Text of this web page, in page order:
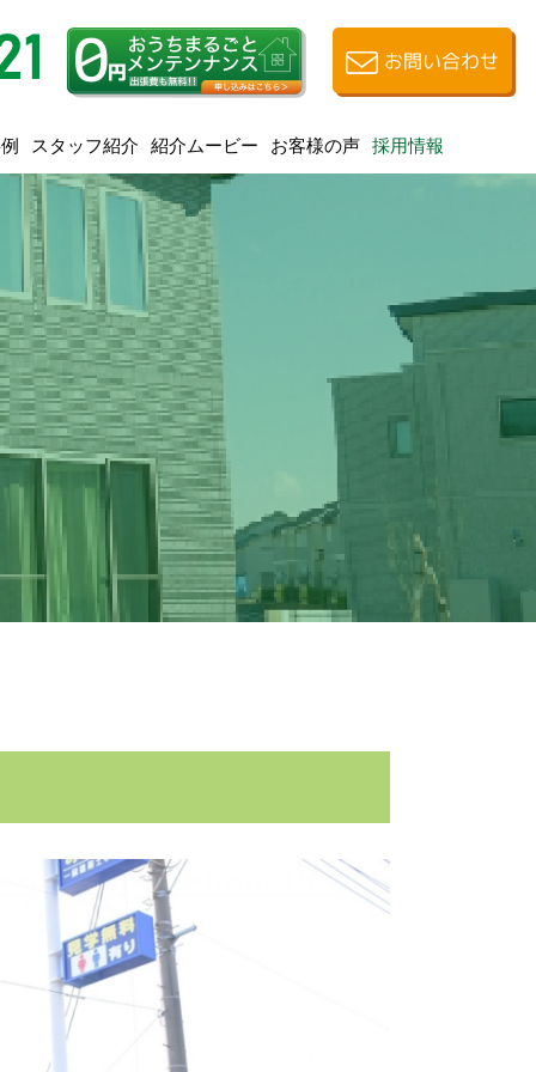
お問い合わせ
スタッフ紹介 紹介ムービー お客様の声 採用情報